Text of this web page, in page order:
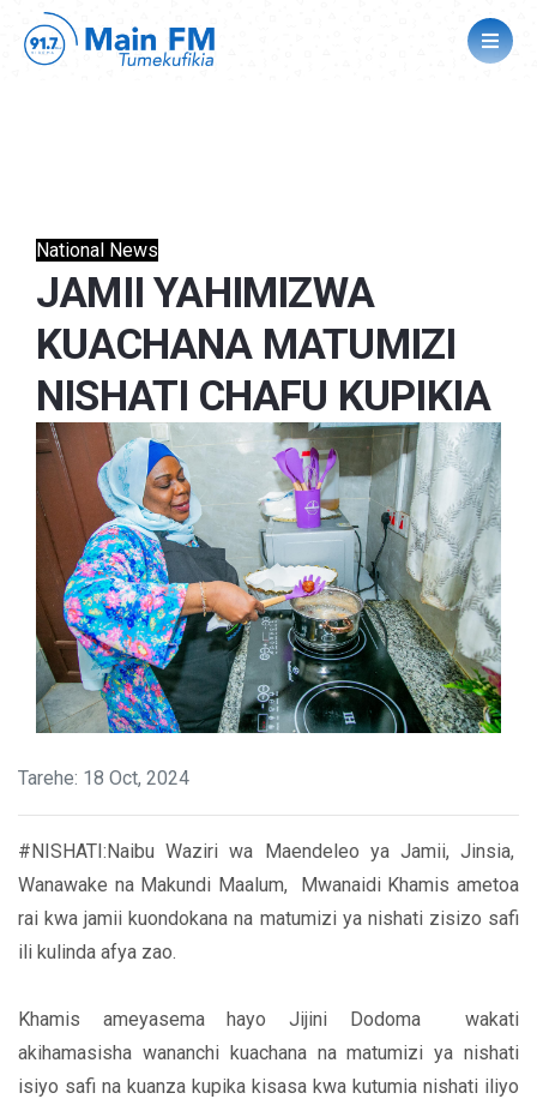
National News
JAMII YAHIMIZWA
KUACHANA MATUMIZI
NISHATI CHAFU KUPIKIA
Tarehe: 18 Oct, 2024
#NISHATI:Naibu Waziri wa Maendeleo ya Jamii, Jinsia,
Wanawake na Makundi Maalum, Mwanaidi Khamis ametoa
rai kwa jamii kuondokana na matumizi ya nishati zisizo safi
ili kulinda afya zao.
Khamis ameyasema hayo Jijini Dodoma wakati
akihamasisha wananchi kuachana na matumizi ya nishati
isiyo safi na kuanza kupika kisasa kwa kutumia nishati iliyo